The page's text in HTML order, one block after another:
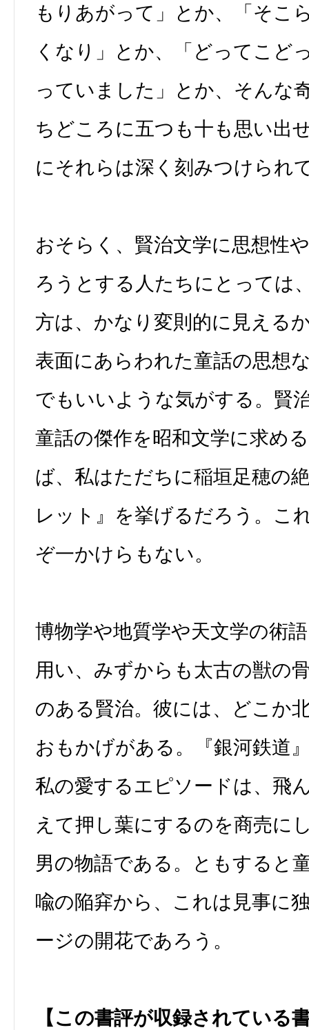
もりあがって」とか、「そこ
くなり」とか、「どってこど
っていました」とか、そんな
ちどころに五つも十も思い出
にそれらは深く刻みつけられ
おそらく、賢治文学に思想性
ろうとする人たちにとっては
方は、かなり変則的に見える
表面にあらわれた童話の思想
でもいいような気がする。賢
童話の傑作を昭和文学に求め
ば、私はただちに稲垣足穂の
レット』を挙げるだろう。こ
ぞ一かけらもない。
博物学や地質学や天文学の術
用い、みずからも太古の獣の
のある賢治。彼には、どこか
おもかげがある。『銀河鉄道
私の愛するエピソードは、飛
えて押し葉にするのを商売に
男の物語である。ともすると
喩の陥穽から、これは見事に
ージの開花であろう。
【この書評が収録されている